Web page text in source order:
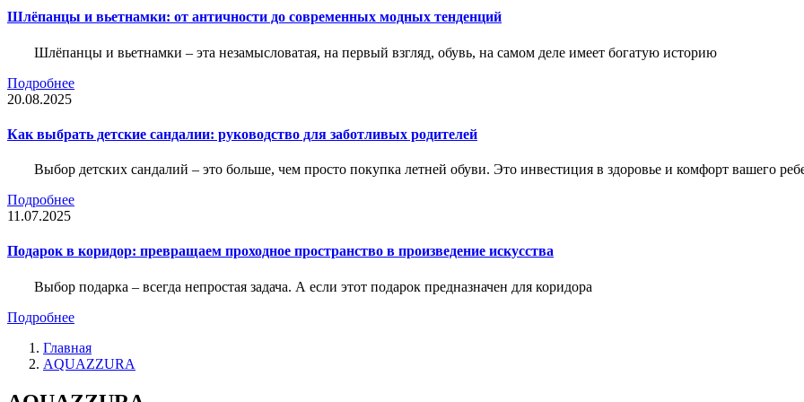
Шлёпанцы и вьетнамки: от античности до современных модных тенденций
Шлёпанцы и вьетнамки – эта незамысловатая, на первый взгляд, обувь, на самом деле имеет богатую историю
Подробнее
20.08.2025
Как выбрать детские сандалии: руководство для заботливых родителей
Выбор детских сандалий – это больше, чем просто покупка летней обуви. Это инвестиция в здоровье и комфорт вашего
Подробнее
11.07.2025
Подарок в коридор: превращаем проходное пространство в произведение искусства
Выбор подарка – всегда непростая задача. А если этот подарок предназначен для коридора
Подробнее
Главная
AQUAZZURA